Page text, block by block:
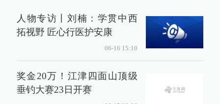
人物专访丨刘楠：学贯中西
拓视野 匠心行医护安康
06-16 15:10
奖金20万！江津四面山顶级
垂钓大赛23日开赛